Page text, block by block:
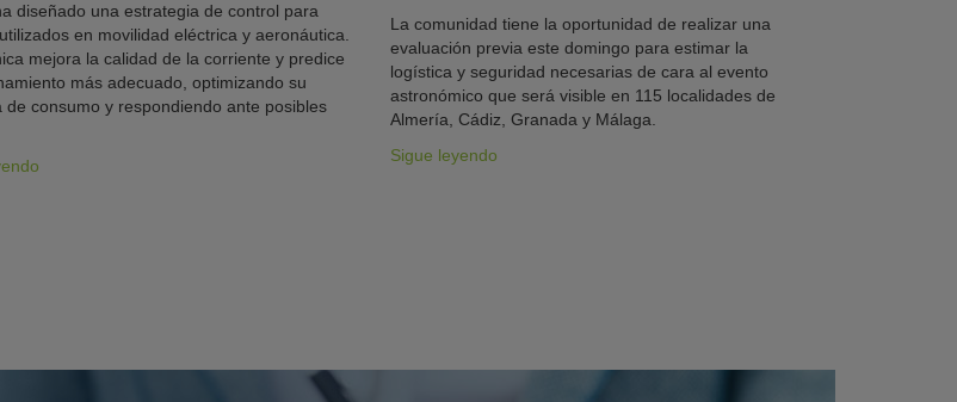
diseñado una estrategia de control para
en movilidad eléctrica y aeronáutica.
mejora la calidad de la corriente y predice
más adecuado, optimizando su
de consumo y respondiendo ante posibles
La comunidad tiene la oportunidad de realizar una
evaluación previa este domingo para estimar la
logística y seguridad necesarias de cara al evento
astronómico que será visible en 115 localidades de
Almería, Cádiz, Granada y Málaga.
Sigue leyendo